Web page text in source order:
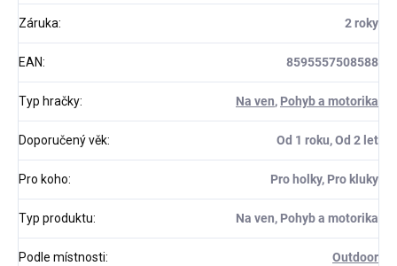
Záruka: 2 roky
EAN: 8595557508588
Typ hračky: Na ven, Pohyb a motorika
Doporučený věk: Od 1 roku, Od 2 let
Pro koho: Pro holky, Pro kluky
Typ produktu: Na ven, Pohyb a motorika
Podle místnosti: Outdoor